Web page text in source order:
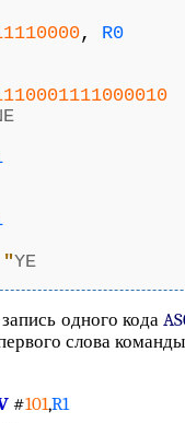
, R0
"YE
одного кода
слова
#101,R1